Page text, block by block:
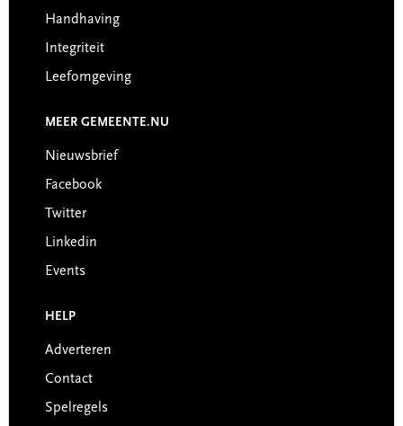
Handhaving
Integriteit
Leefomgeving
MEER GEMEENTE.NU
Nieuwsbrief
Facebook
Twitter
Linkedin
Events
HELP
Adverteren
Contact
Spelregels